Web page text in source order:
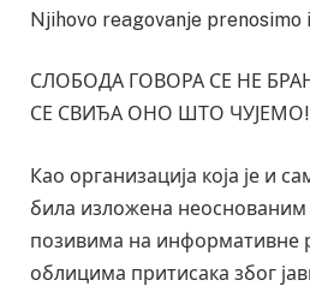
Njihovo reagovanje prenosimo
СЛОБОДА ГОВОРА СЕ НЕ
СЕ СВИЂА ОНО ШТО ЧУЈЕМО!
Као организација која је и
била изложена неоснованим
позивима на информативне
облицима притисака због